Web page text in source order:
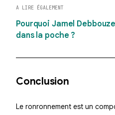
A LIRE ÉGALEMENT
Pourquoi Jamel
dans la poche ?
Conclusion
Le ronronnement est un